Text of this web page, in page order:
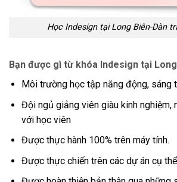
Học Indesign tại Long Biên-Dàn
Bạn được gì từ khóa Indesign tại
Môi trường học tập năng động, sáng
Đội ngủ giảng viên giàu kinh nghiệm,
với học viên
Được thực hành 100% trên máy tính.
Được thực chiến trên các dự án cụ thể